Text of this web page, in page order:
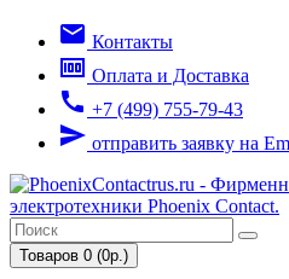
email Контакты
money Оплата и Доставка
call +7 (499) 755-79-43
send отправить заявку на
Товаров 0 (0р.)